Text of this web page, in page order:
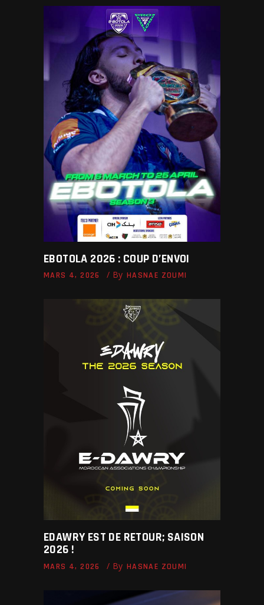
EBOTOLA 2026 : COUP D’ENVOI
MARS 4, 2026 By HASNAE ZOUMI
EDAWRY EST DE RETOUR; SAISON
2026 !
MARS 4, 2026 By HASNAE ZOUMI